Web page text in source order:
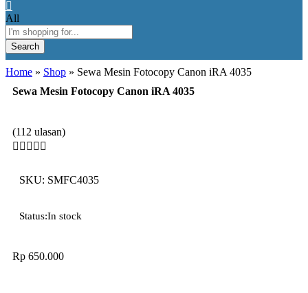
All
Search
Home » Shop » Sewa Mesin Fotocopy Canon iRA 4035
Sewa Mesin Fotocopy Canon iRA 4035
(112 ulasan)
    
SKU: SMFC4035
Status:In stock
Rp 650.000